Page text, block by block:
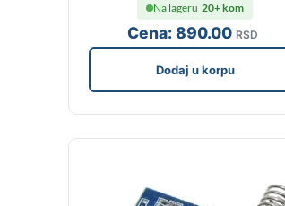
Cena:890.00 RSD
Na lageru 20+ kom
Dodaj u korpu